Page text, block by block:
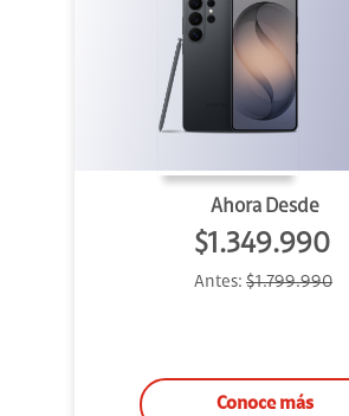
Ahora Desde
$1.349.990
Antes: $1.799.990
Conoce más